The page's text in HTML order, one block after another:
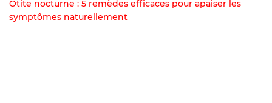
Otite nocturne : 5 remèdes efficaces pour apaiser les
symptômes naturellement